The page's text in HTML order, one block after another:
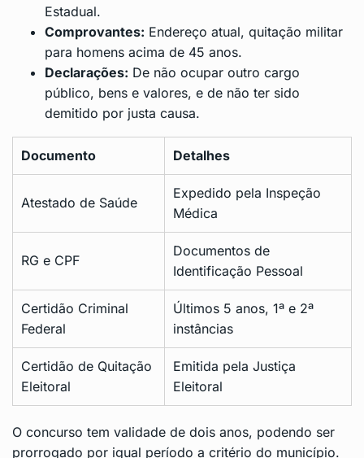
Estadual.
Comprovantes: Endereço atual, quitação militar
para homens acima de 45 anos.
Declarações: De não ocupar outro cargo
público, bens e valores, e de não ter sido
demitido por justa causa.
Documento Detalhes
Atestado de Saúde
Expedido pela Inspeção
Médica
RG e CPF
Documentos de
Identificação Pessoal
Certidão Criminal
Federal
Últimos 5 anos, 1ª e 2ª
instâncias
Certidão de Quitação
Eleitoral
Emitida pela Justiça
Eleitoral
O concurso tem validade de dois anos, podendo ser
prorrogado por igual período a critério do município.